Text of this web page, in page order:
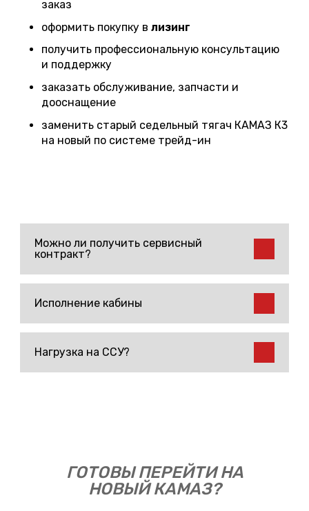
заказ
оформить покупку в лизинг
получить профессиональную консультацию
и поддержку
заказать обслуживание, запчасти и
дооснащение
заменить старый седельный тягач КАМАЗ К3
на новый по системе трейд-ин
Можно ли получить сервисный
контракт?
Исполнение кабины
Нагрузка на ССУ?
ГОТОВЫ ПЕРЕЙТИ НА
НОВЫЙ КАМАЗ?